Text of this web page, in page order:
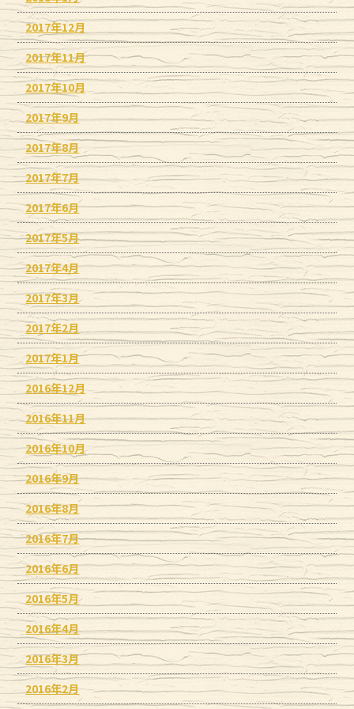
2017年12月
2017年11月
2017年10月
2017年9月
2017年8月
2017年7月
2017年6月
2017年5月
2017年4月
2017年3月
2017年2月
2017年1月
2016年12月
2016年11月
2016年10月
2016年9月
2016年8月
2016年7月
2016年6月
2016年5月
2016年4月
2016年3月
2016年2月